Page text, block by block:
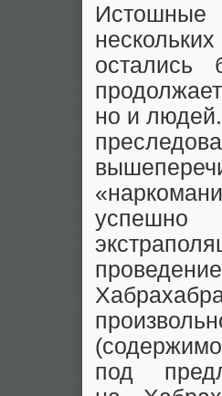
Истошные
остались
но и
успешно
под